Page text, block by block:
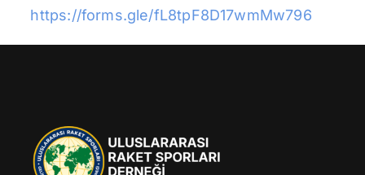
https://forms.gle/fL8tpF8D17wmMw796